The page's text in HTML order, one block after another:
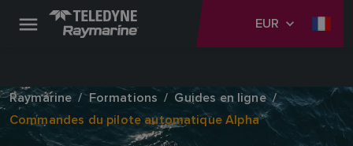
EUR
Raymarine Formations
Guides en ligne
Commandes du pilote automatique Alpha